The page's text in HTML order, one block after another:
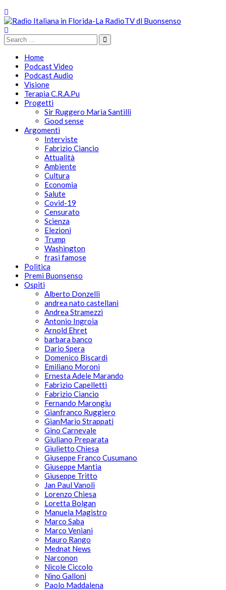
Home
Podcast Video
Podcast Audio
Visione
Terapia C.R.A.Pu
Progetti
Sir Ruggero Maria Santilli
Good sense
Argomenti
Interviste
Fabrizio Ciancio
Attualità
Ambiente
Cultura
Economia
Salute
Covid-19
Censurato
Scienza
Elezioni
Trump
Washington
frasi famose
Politica
Premi Buonsenso
Ospiti
Alberto Donzelli
andrea nato castellani
Andrea Stramezzi
Antonio Ingroia
Arnold Ehret
barbara banco
Dario Spera
Domenico Biscardi
Emiliano Moroni
Ernesta Adele Marando
Fabrizio Capelletti
Fabrizio Ciancio
Fernando Marongiu
Gianfranco Ruggiero
GianMario Strappati
Gino Carnevale
Giuliano Preparata
Giulietto Chiesa
Giuseppe Franco Cusumano
Giuseppe Mantia
Giuseppe Tritto
Jan Paul Vanoli
Lorenzo Chiesa
Loretta Bolgan
Manuela Magistro
Marco Saba
Marco Veniani
Mauro Rango
Mednat News
Narconon
Nicole Ciccolo
Nino Galloni
Paolo Maddalena